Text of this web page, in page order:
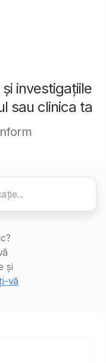
investigațiile
sau clinica ta
și
vă